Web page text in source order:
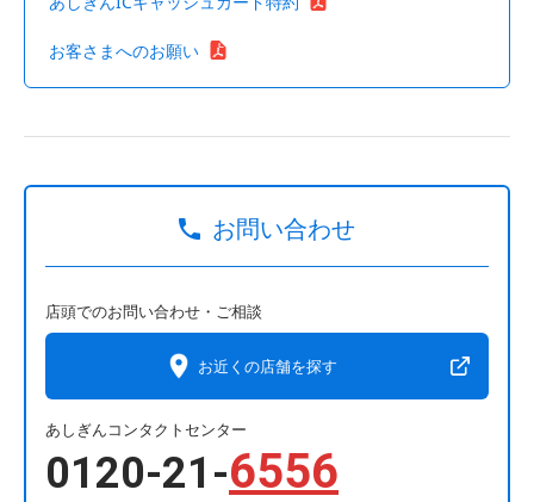
お客さまへのお願い
お問い合わせ
店頭でのお問い合わせ・ご相談
お近くの店舗を探す
あしぎんコンタクトセンター
0120-21-6556